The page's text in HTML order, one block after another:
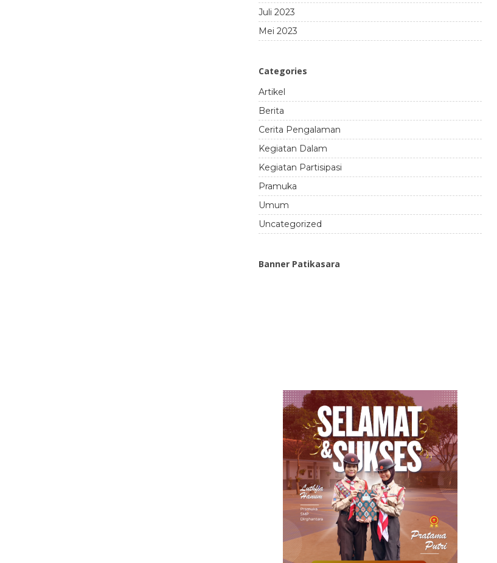
Juli 2023
Mei 2023
Categories
Artikel
Berita
Cerita Pengalaman
Kegiatan Dalam
Kegiatan Partisipasi
Pramuka
Umum
Uncategorized
Banner Patikasara